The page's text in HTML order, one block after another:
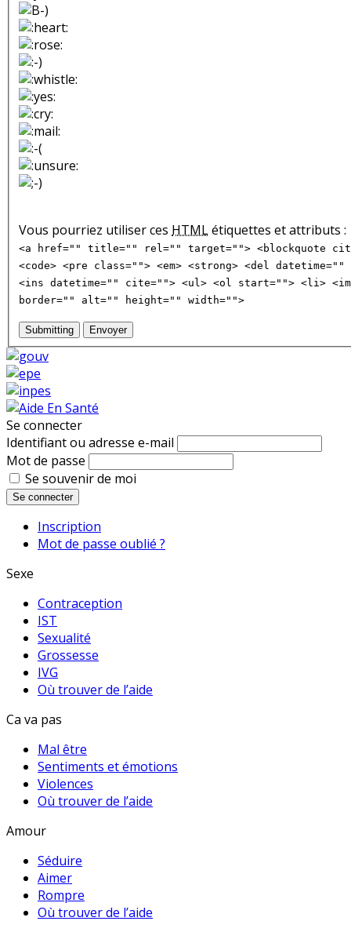
Vous pourriez utiliser ces HTMLétiquettes et attributs :
<a href="" title="" rel="" target=""> <blockquote
<code> <pre class=""> <em> <strong> <del
<ins datetime="" cite=""> <ul> <ol start=""> <li>
border="" alt="" height="" width="">
Submitting Envoyer
Se connecter
Identifiant ou adresse e-mail
Mot de passe
Se souvenir de moi
Se connecter
Inscription
Mot de passe oublié ?
Sexe
Contraception
IST
Sexualité
Grossesse
IVG
Où trouver de l’aide
Ca va pas
Mal être
Sentiments et émotions
Violences
Où trouver de l’aide
Amour
Séduire
Aimer
Rompre
Où trouver de l’aide